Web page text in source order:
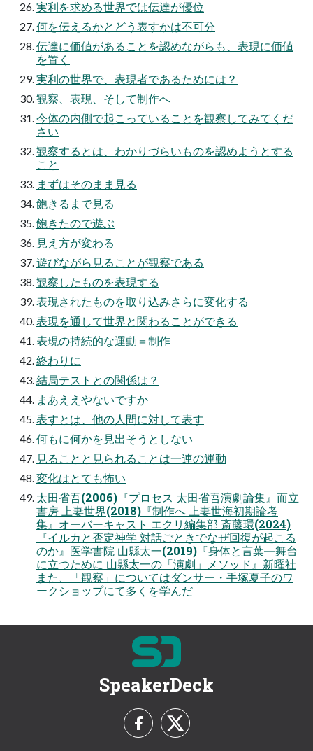
実利を求める世界では伝達が優位
何を伝えるかとどう表すかは不可分
伝達に価値があることを認めながらも、表現に価値
を置く
実利の世界で、表現者であるためには？
観察、表現、そして制作へ
今体の内側で起こっていることを観察してみてくだ
さい
観察するとは、わかりづらいものを認めようとする
こと
まずはそのまま見る
飽きるまで見る
飽きたので遊ぶ
見え方が変わる
遊びながら見ることが観察である
観察したものを表現する
表現されたものを取り込みさらに変化する
表現を通して世界と関わることができる
表現の持続的な運動＝制作
終わりに
結局テストとの関係は？
まあええやないですか
表すとは、他の人間に対して表す
何もに何かを見出そうとしない
見ることと見られることは一連の運動
変化はとても怖い
太田省吾(2006)『プロセス 太田省吾演劇論集』而立
書房 上妻世界(2018)『制作へ 上妻世海初期論考
集』オーバーキャスト エクリ編集部 斎藤環(2024)
『イルカと否定神学 対話ごときでなぜ回復が起こる
のか』医学書院 山縣太一(2019)『身体と言葉―舞台
に立つために 山縣太一の「演劇」メソッド』新曜社
また、「観察」についてはダンサー・手塚夏子のワ
ークショップにて多くを学んだ
SpeakerDeck